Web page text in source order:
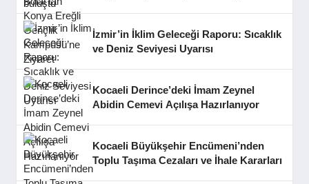
İzmir’in İklim Geleceği Raporu: Sıcaklık
ve Deniz Seviyesi Uyarısı
Kocaeli Derince’deki İmam Zeynel
Abidin Cemevi Açılışa Hazırlanıyor
Kocaeli Büyükşehir Encümeni’nden
Toplu Taşıma Cezaları ve İhale Kararları